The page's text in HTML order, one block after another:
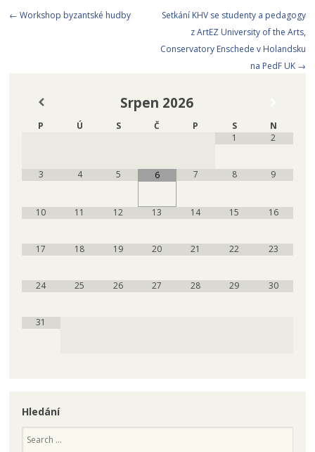
Post
← Workshop byzantské hudby
Setkání KHV se studenty a pedagogy
z ArtEZ University of the Arts,
Conservatory Enschede v Holandsku
na PedF UK →
Srpen 2026
P Ú S Č P S
N
1
2
3 4 5 6 7 8 9
10 11 12 13 14 15 16
17 18 19 20 21 22 23
24 25 26 27 28 29 30
31
Hledání